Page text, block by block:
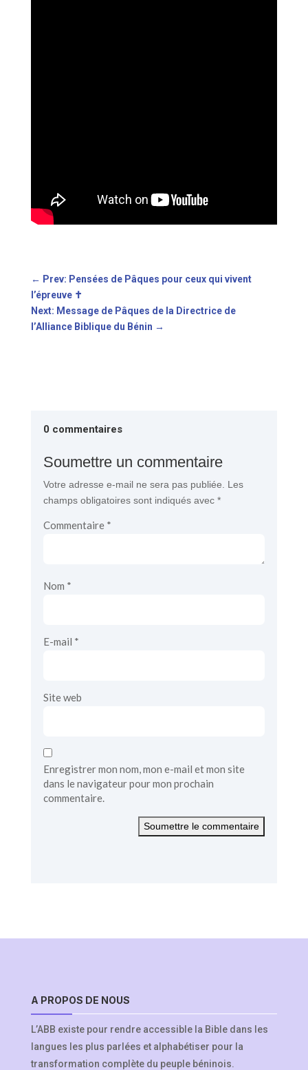
← Prev: Pensées de Pâques pour ceux qui vivent
l’épreuve ✝️
Next: Message de Pâques de la Directrice de
l’Alliance Biblique du Bénin →
0 commentaires
Soumettre un commentaire
Votre adresse e-mail ne sera pas publiée.
Les
champs obligatoires sont indiqués avec *
Commentaire *
Nom *
E-mail *
Site web
Enregistrer mon nom, mon e-mail et mon site
dans le navigateur pour mon prochain
commentaire.
Soumettre le commentaire
A PROPOS DE NOUS
L’ABB existe pour rendre accessible la Bible dans les
langues les plus parlées et alphabétiser pour la
transformation complète du peuple béninois.